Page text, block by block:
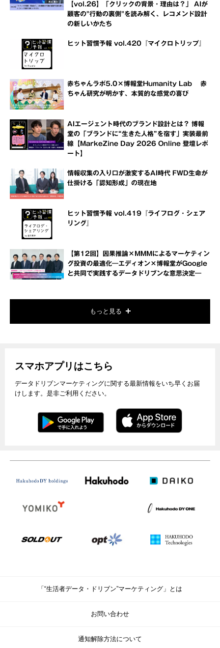
【vol.26】「クリックの背景・理由は？」 AIが
顧客の"行動の裏側"を読み解く、レコメンド設計
の新しいかたち
ヒット習慣予報 vol.420『マイクロトリップ』
赤ちゃんラボ5.0×博報堂Humanity Lab 赤
ちゃん研究が明かす、本質的な感覚の喜び
AIエージェント時代のブランド設計とは？ 博報
堂の「ブランドに“生きた人格”を宿す」実装最前
線【MarkeZine Day 2026 Online 登壇レポ
ート】
情報収集の入り口が激変するAI時代 FWD生命が
仕掛ける「認知形成」の現在地
ヒット習慣予報 vol.419『ライフログ・シェア
リング』
【第12回】因果推論×MMMによるマーケティン
グ投資の最適化―エディオン×博報堂がGoogle
と共同で実践するデータドリブンな意思決定―
もっと見る
スマホアプリはこちら
データドリブンマーケティングに関する最新情報をいち早くお届
けします。是非ご利用ください。
「“生活者データ・ドリブン”マーケティング」とは
お問い合わせ
通知解除方法について